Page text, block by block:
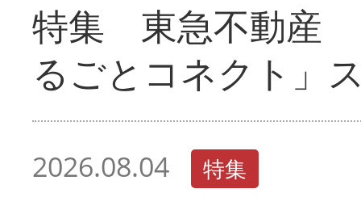
特集 東急不動産
るごとコネクト」
2026.08.04 特集